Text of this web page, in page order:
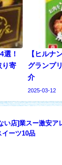
選！
り寄
【ヒルナ
グランプ
介
2025-03-12
い店]業スー激安ア
イーツ10品